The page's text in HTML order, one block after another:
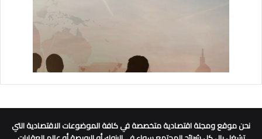
نحن موقع ومجلة اقتصادية متخصصة في كافة الموضوعات الاقتصادية التي